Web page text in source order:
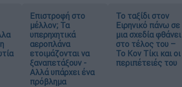
Επιστροφή στο
μέλλον; Τα
υπερηχητικά
αεροπλάνα
ετοιμάζονται να
ξαναπετάξουν -
Αλλά υπάρχει ένα
πρόβλημα
Το ταξίδι στον
Ειρηνικό πάνω σε
μια σχεδία φθάνει
στο τέλος του –
Το Κον Τίκι και οι
περιπέτειές του